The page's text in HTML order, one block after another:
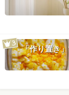
「作り置き